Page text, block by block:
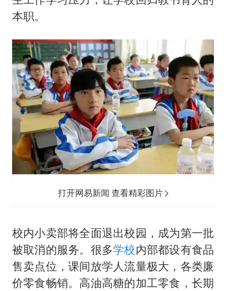
本职。
打开网易新闻 查看精彩图片
校内小卖部将全面退出校园，成为第一批
被取消的服务。很多学校内部都设有食品
售卖点位，课间放学人流量极大，各类廉
价零食畅销。高油高糖的加工零食，长期